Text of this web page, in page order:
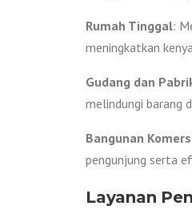
Rumah Tinggal:
meningkatkan
Gudang dan
melindungi barang
Bangunan
pengunjung serta
Layanan